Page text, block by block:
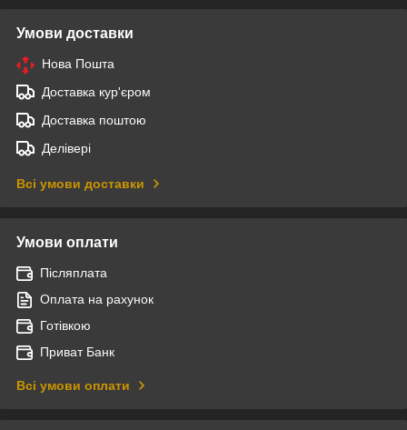
Умови доставки
Нова Пошта
Доставка кур'єром
Доставка поштою
Делівері
Всі умови доставки
Умови оплати
Післяплата
Оплата на рахунок
Готівкою
Приват Банк
Всі умови оплати